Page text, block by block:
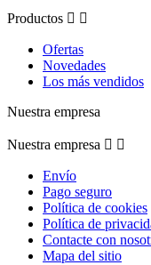
Productos  
Ofertas
Novedades
Los más vendidos
Nuestra empresa
Nuestra empresa  
Envío
Pago seguro
Política de cookies
Política de
Contacte con
Mapa del sitio